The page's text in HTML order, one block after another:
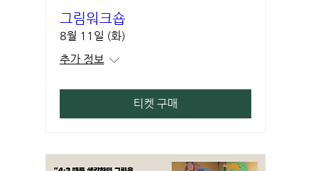
그림워크숍
8월 11일 (화)
추가 정보
티켓 구매